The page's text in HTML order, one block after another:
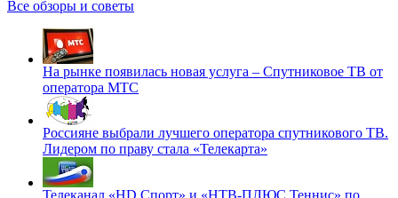
Все обзоры и советы
На рынке появилась новая услуга – Спутниковое ТВ от
оператора МТС
Россияне выбрали лучшего оператора спутникового ТВ.
Лидером по праву стала «Телекарта»
Телеканал «HD Спорт» и «НТВ-ПЛЮС Теннис» по